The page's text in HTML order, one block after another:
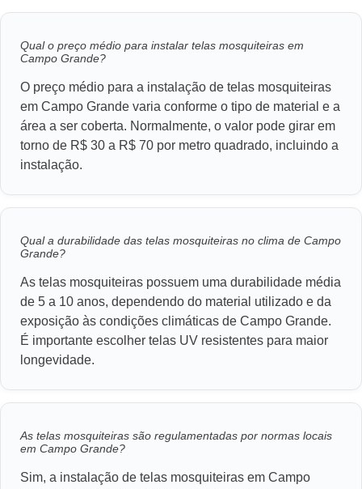
Qual o preço médio para instalar telas mosquiteiras em
Campo Grande?
O preço médio para a instalação de telas mosquiteiras
em Campo Grande varia conforme o tipo de material e a
área a ser coberta. Normalmente, o valor pode girar em
torno de R$ 30 a R$ 70 por metro quadrado, incluindo a
instalação.
Qual a durabilidade das telas mosquiteiras no clima de Campo
Grande?
As telas mosquiteiras possuem uma durabilidade média
de 5 a 10 anos, dependendo do material utilizado e da
exposição às condições climáticas de Campo Grande.
É importante escolher telas UV resistentes para maior
longevidade.
As telas mosquiteiras são regulamentadas por normas locais
em Campo Grande?
Sim, a instalação de telas mosquiteiras em Campo